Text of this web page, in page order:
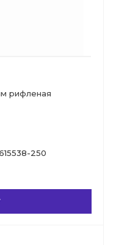
рифленая
250